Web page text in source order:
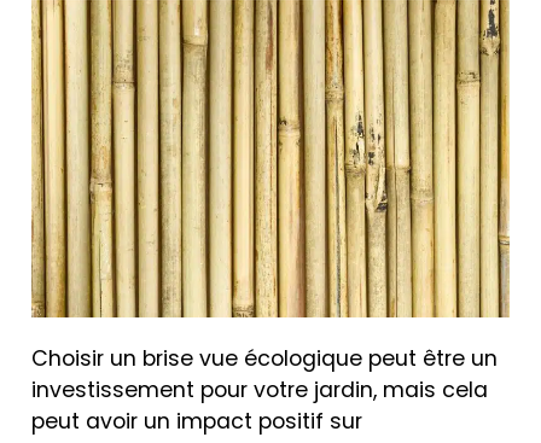
Choisir un brise vue écologique peut être un
investissement pour votre jardin, mais cela
peut avoir un impact positif sur